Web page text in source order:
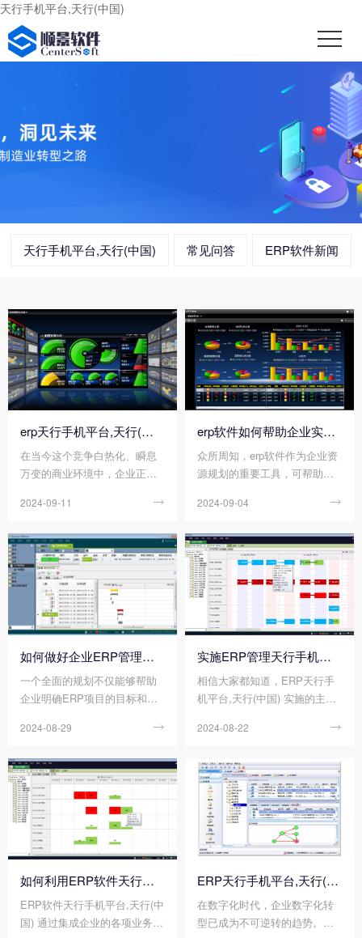
天行手机平台,天行(中国)
天行手机平台,天行(中国) 常见问答 ERP软件新闻
erp天行手机平台,天行(中国) 能解决企业运营中的哪些痛点?
在当今这个竞争白热化、瞬息
万变的商业环境中，企业正面
杂问题。而erp天行手机平台,天
业务环节信息管理的集大成
者，能够精准解锁并有效解决
企业运营中的诸多痛点。企业
若能充分利用erp天行手机平台,
天行(中国) 的优势，必将实现
管理效能的飞跃式提升，为企
业的可持续发展奠定坚实的基
台,天行(中国) 能解决企业运营
中的哪些痛点吗?
2024-09-11 
erp软件如何帮助企业实现降本增效?
众所周知，erp软件作为企业资
源规划的重要工具，可帮助企
降本增效的管理目的。通过其
业实现降本增效的目标，从而
为企业带来更加显著的竞争优
势和经济效益。那么您知道erp
软件如何帮助企业实现降本增
效吗?
2024-09-04 
如何做好企业ERP管理天行手机平台,天行(中国) 的全面规划?
一个全面的规划不仅能够帮助
企业明确ERP项目的目标和方
和挑战，并为项目的顺利推进
此，做好企业ERP管理天行手
机平台,天行(中国) 的全面规
划，是确保ERP项目成功实施
并发挥预期价值的关键步骤。
那么您知道如何做好企业ERP
管理天行手机平台,天行(中国)
的全面规划吗?
2024-08-29 
实施ERP管理天行手机平台,天行(中国) 时，企业应注意避免哪些误区?
相信大家都知道，ERP天行手
机平台,天行(中国) 实施的主要
和利用。然而，如果企业在实
面，如天行手机平台,天行(中
国) 集成、数据迁移或用户培训
等，就可能导致资源浪费和效
率低下。因此，我们在实施ER
P管理天行手机平台,天行(中国)
时，通过注意避免相关的一些
误区，企业可以显著降低ERP
实施ERP管理天行手机平台,天
行(中国) 时，企业应注意避免
2024-08-22 
如何利用ERP软件天行手机平台,天行(中国) 对企业进行管理?
ERP软件天行手机平台,天行(中
国) 通过集成企业的各项业务流
ERP天行手机平台,天行(中国) 如何支持企业数字化转型?
在数字化时代，企业数字化转
型已成为不可逆转的趋势。而E